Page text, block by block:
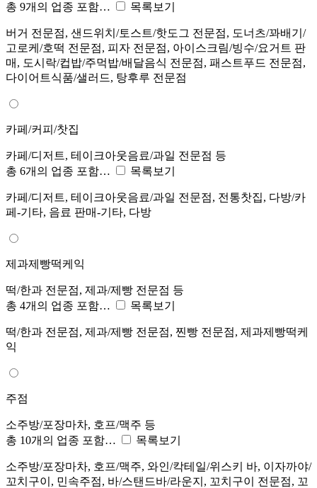
총 9개의 업종 포함…
목록보기
버거 전문점, 샌드위치/토스트/핫도그 전문점, 도너츠/꽈배기/
고로케/호떡 전문점, 피자 전문점, 아이스크림/빙수/요거트 판
매, 도시락/컵밥/주먹밥/배달음식 전문점, 패스트푸드 전문점,
다이어트식품/샐러드, 탕후루 전문점
카페/커피/찻집
카페/디저트, 테이크아웃음료/과일 전문점 등
총 6개의 업종 포함…
목록보기
카페/디저트, 테이크아웃음료/과일 전문점, 전통찻집, 다방/카
페-기타, 음료 판매-기타, 다방
제과제빵떡케익
떡/한과 전문점, 제과/제빵 전문점 등
총 4개의 업종 포함…
목록보기
떡/한과 전문점, 제과/제빵 전문점, 찐빵 전문점, 제과제빵떡케
익
주점
소주방/포장마차, 호프/맥주 등
총 10개의 업종 포함…
목록보기
소주방/포장마차, 호프/맥주, 와인/칵테일/위스키 바, 이자까야/
꼬치구이, 민속주점, 바/스탠드바/라운지, 꼬치구이 전문점, 꼬